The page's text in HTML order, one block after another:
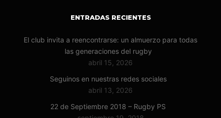
ENTRADAS RECIENTES
El club invita a reencontrarse: un almuerzo para todas
las generaciones del rugby
abril 15, 2026
Seguinos en nuestras redes sociales
abril 13, 2026
22 de Septiembre 2018 – Rugby PS